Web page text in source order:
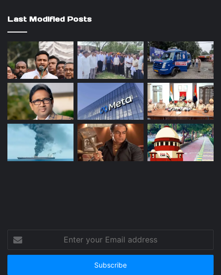
Last Modified Posts
your
Email